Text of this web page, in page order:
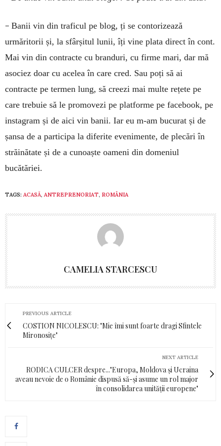
– Banii vin din traficul pe blog, ți se contorizează
urmăritorii și, la sfârșitul lunii, îți vine plata direct în cont.
Mai vin din contracte cu branduri, cu firme mari, dar mă
asociez doar cu acelea în care cred. Sau poți să ai
contracte pe termen lung, să creezi mai multe rețete pe
care trebuie să le promovezi pe platforme pe facebook, pe
instagram și de aici vin banii. Iar eu m-am bucurat și de
șansa de a participa la diferite evenimente, de plecări în
străinătate și de a cunoaște oameni din domeniul
bucătăriei.
TAGS: ACASĂ, ANTREPRENORIAT, ROMÂNIA
CAMELIA STARCESCU
PREVIOUS ARTICLE
COSTION NICOLESCU: "Mie îmi sunt foarte dragi Sfintele
Mironosițe"
NEXT ARTICLE
RODICA CULCER despre..."Europa, Moldova și Ucraina
aveau nevoie de o Românie dispusă să-și asume un rol major
în consolidarea unității europene"